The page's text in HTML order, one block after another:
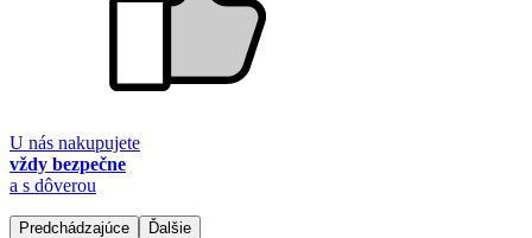
U nás nakupujete
vždy bezpečne
a s dôverou
Predchádzajúce Ďalšie